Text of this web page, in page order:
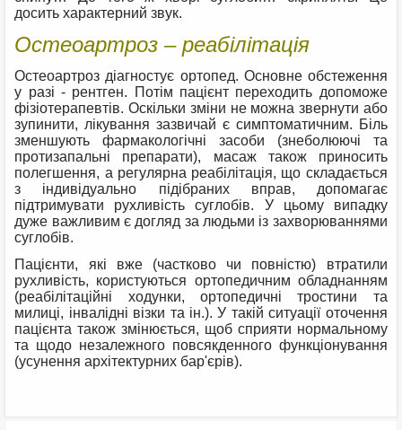
досить характерний звук.
Остеоартроз – реабілітація
Остеоартроз діагностує ортопед. Основне обстеження
у разі - рентген. Потім пацієнт переходить допоможе
фізіотерапевтів. Оскільки зміни не можна звернути або
зупинити, лікування зазвичай є симптоматичним. Біль
зменшують фармакологічні засоби (знеболюючі та
протизапальні препарати), масаж також приносить
полегшення, а регулярна реабілітація, що складається
з індивідуально підібраних вправ, допомагає
підтримувати рухливість суглобів. У цьому випадку
дуже важливим є догляд за людьми із захворюваннями
суглобів.
Пацієнти, які вже (частково чи повністю) втратили
рухливість, користуються ортопедичним обладнанням
(реабілітаційні ходунки, ортопедичні тростини та
милиці, інвалідні візки та ін.). У такій ситуації оточення
пацієнта також змінюється, щоб сприяти нормальному
та щодо незалежного повсякденного функціонування
(усунення архітектурних бар'єрів).